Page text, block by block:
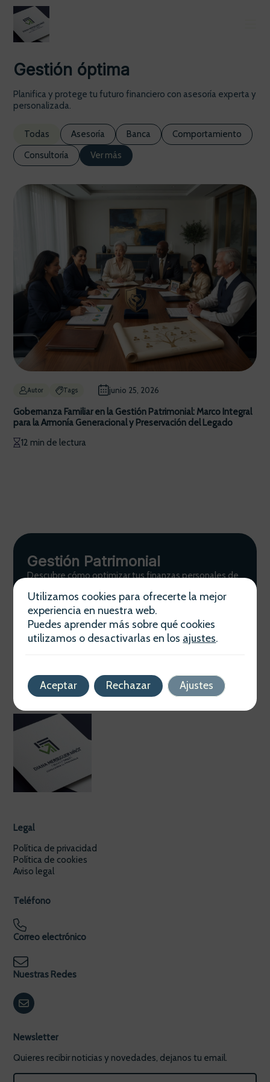
Gestión óptima
Planifica y protege tu futuro financiero con asesoría experta y
personalizada.
Todas Asesoría Banca
Comportamiento
Consultoría
Ver más
Autor Tags junio 25, 2026
Gobernanza Familiar en la Gestión Patrimonial: Marco Integral
para la Armonía Generacional y Preservación del Legado
12 min de lectura
Gestión Patrimonial
Descubre cómo optimizar tus finanzas personales de
estratégica adaptada a tus necesidades actuales y
futuras.
Ver más
Legal
Política de privacidad
Política de cookies
Aviso legal
Teléfono
Correo electrónico
Nuestras Redes
Newsletter
Quieres recibir noticias y novedades, dejanos tu email.
Utilizamos cookies para ofrecerte la mejor
experiencia en nuestra web.
Puedes aprender más sobre qué cookies
utilizamos o desactivarlas en los ajustes.
Aceptar Rechazar Ajustes